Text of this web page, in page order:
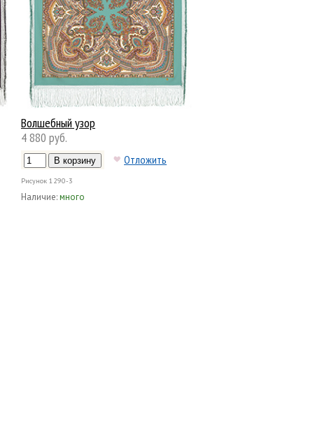
Волшебный узор
4 880 руб.
Отложить
Рисунок 1290-3
Наличие:много